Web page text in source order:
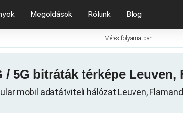
Megoldások Rólunk Blog
Mérés folyamatban
/ 5G bitráták térképe
mobil adatátviteli hálózat Leuven,